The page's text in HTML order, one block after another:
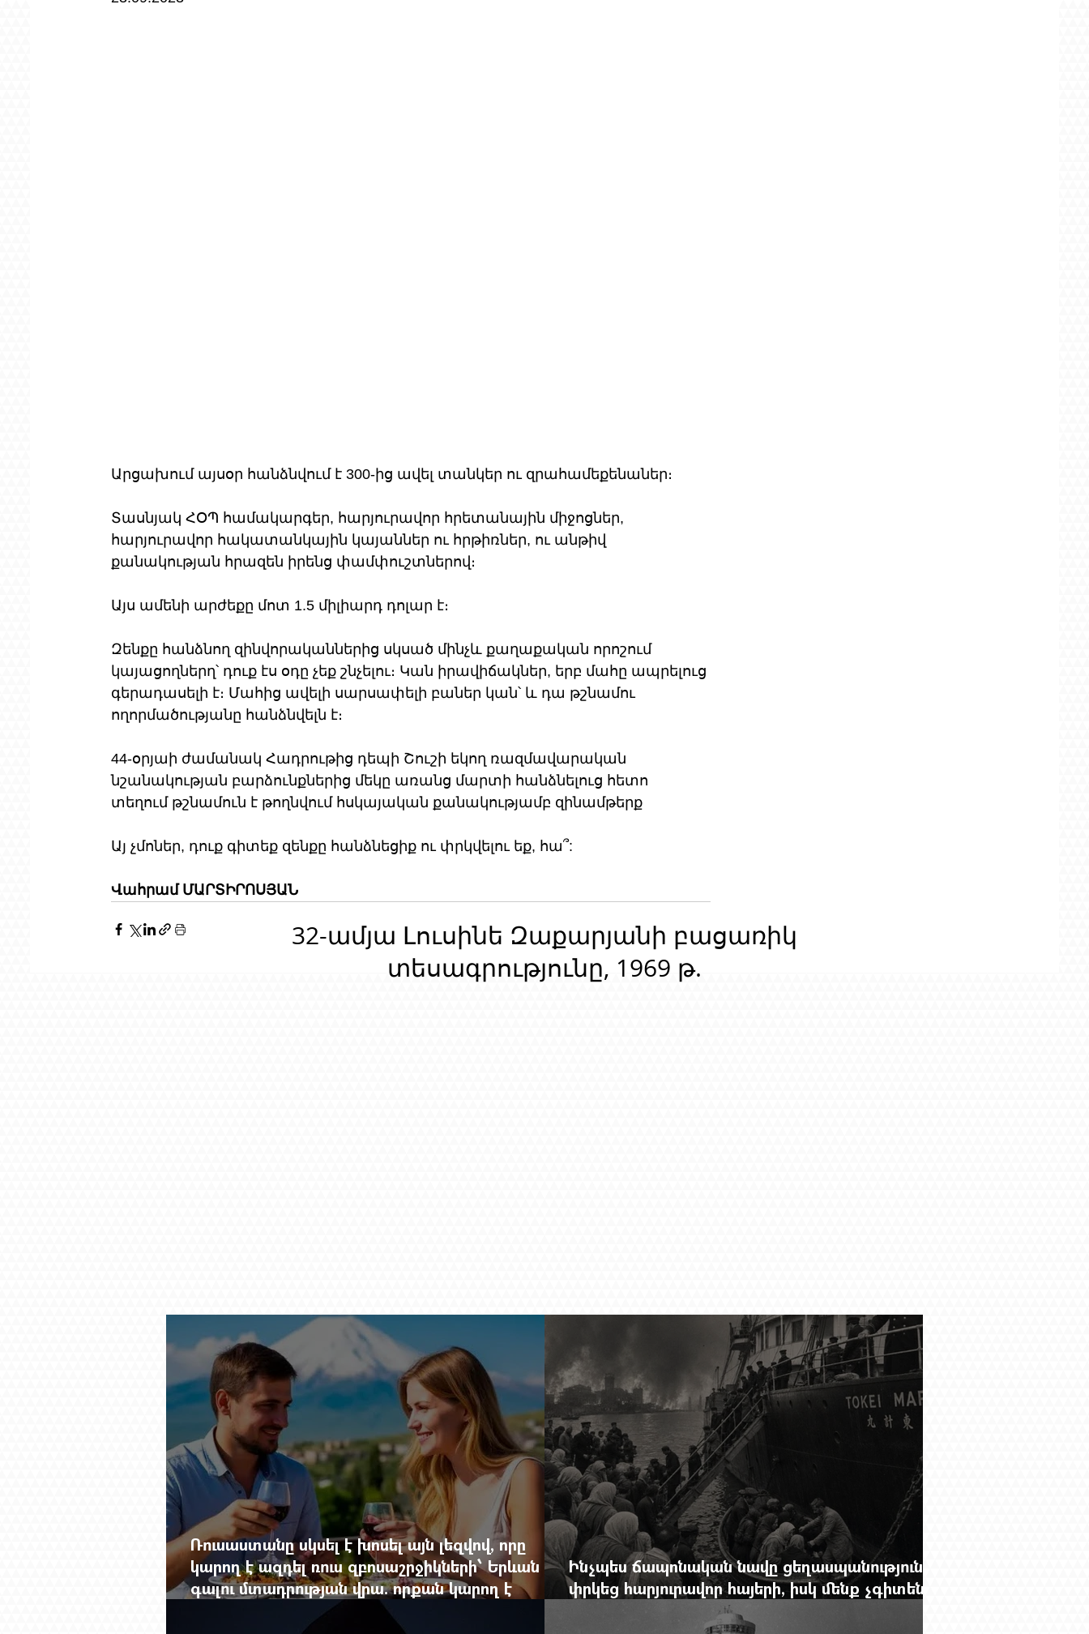
Արցախում այսօր հանձնվում է 300-ից ավել տանկեր ու զրահամեքենաներ։
Տասնյակ ՀՕՊ համակարգեր, հարյուրավոր հրետանային միջոցներ,
հարյուրավոր հակատանկային կայաններ ու հրթիռներ, ու անթիվ
քանակության հրազեն իրենց փամփուշտներով։
Այս ամենի արժեքը մոտ 1.5 միլիարդ դոլար է։
Զենքը հանձնող զինվորականներից սկսած մինչև քաղաքական որոշում
կայացողներղ՝ դուք էս օդը չեք շնչելու։ Կան իրավիճակներ, երբ մահը ապրելուց
գերադասելի է։ Մահից ավելի սարսափելի բաներ կան՝ և դա թշնամու
ողորմածությանը հանձնվելն է։
44-օրյաի ժամանակ Հադրութից դեպի Շուշի եկող ռազմավարական
նշանակության բարձունքներից մեկը առանց մարտի հանձնելուց հետո
տեղում թշնամուն է թողնվում հսկայական քանակությամբ զինամթերք
Այ չմոներ, դուք գիտեք զենքը հանձնեցիք ու փրկվելու եք, հա՞:
Վահրամ ՄԱՐՏԻՐՈՍՅԱՆ
32-ամյա Լուսինե Զաքարյանի բացառիկ
տեսագրությունը, 1969 թ.
Ռուսաստանը սկսել է խոսել այն լեզվով, որը
կարող է ազդել ռուս զբոսաշրջիկների՝ Երևան
գալու մտադրության վրա. որքան կարող է
խորանալ հայ-ռուսական ճգնաժամը
Ինչպես ճապոնական նավը ցեղասպանությունից
փրկեց հարյուրավոր հայերի, իսկ մենք չգիտենք
հերոս նավապետի անունը՝ Սաձո Հիբիի